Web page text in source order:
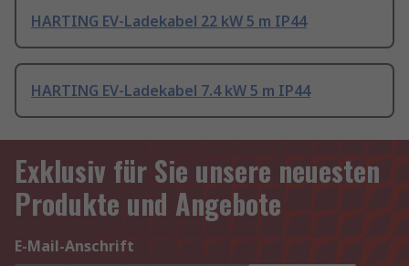
HARTING EV-Ladekabel 22 kW 5 m IP44
HARTING EV-Ladekabel 7.4 kW 5 m IP44
Exklusiv für Sie unsere neuesten
Produkte und Angebote
E-Mail-Anschrift